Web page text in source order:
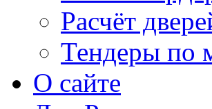
Расчёт
Тендеры по
О сайте